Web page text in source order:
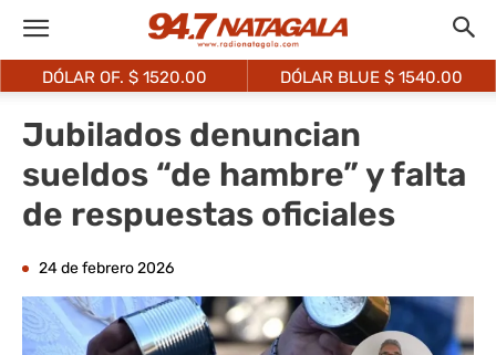
DÓLAR OF. $ 1520.00 DÓLAR BLUE $ 1540.00
Jubilados denuncian
sueldos “de hambre” y falta
de respuestas oficiales
24 de febrero 2026